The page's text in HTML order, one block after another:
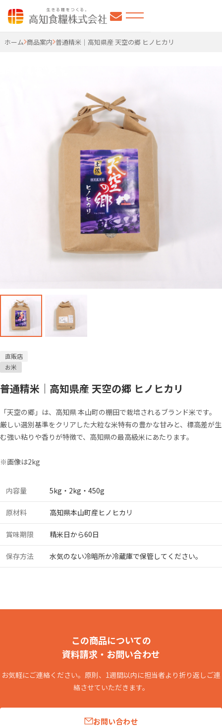
高知食糧株式会社
ホーム 商品案内 普通精米｜高知県産 天空の郷 ヒノヒカリ
直販店
お米
普通精米｜高知県産 天空の郷 ヒノヒカリ
「天空の郷」は、高知県 本山町の棚田で栽培されるブランド米です。
厳しい選別基準をクリアした大粒な米特有の豊かな甘みと、標高差が生
む強い粘りや香りが特徴で、高知県の最高級米にあたります。
※画像は2kg
内容量 5kg・2kg・450g
原材料 高知県本山町産ヒノヒカリ
賞味期限 精米日から60日
保存方法 水気のない冷暗所か冷蔵庫で保管してください。
この商品についての
資料請求・お問い合わせ
お気軽にご連絡ください。原則、1週間以内に担当者より折り返しご連
絡させていただきます。
お問い合わせ